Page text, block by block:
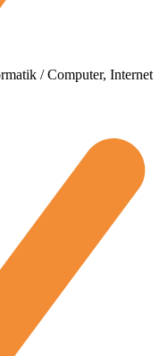
/ Computer, Internet